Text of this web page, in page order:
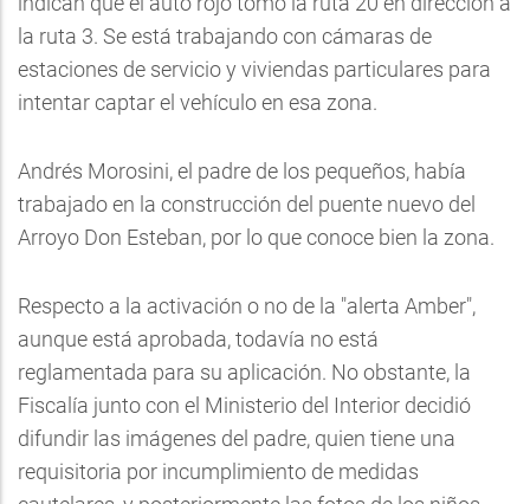
la ruta 3. Se está trabajando con cámaras de
estaciones de servicio y viviendas particulares para
intentar captar el vehículo en esa zona.
Andrés Morosini, el padre de los pequeños, había
trabajado en la construcción del puente nuevo del
Arroyo Don Esteban, por lo que conoce bien la zona.
Respecto a la activación o no de la "alerta Amber",
aunque está aprobada, todavía no está
reglamentada para su aplicación. No obstante, la
Fiscalía junto con el Ministerio del Interior decidió
difundir las imágenes del padre, quien tiene una
requisitoria por incumplimiento de medidas